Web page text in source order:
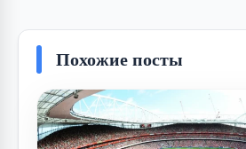
Похожие посты